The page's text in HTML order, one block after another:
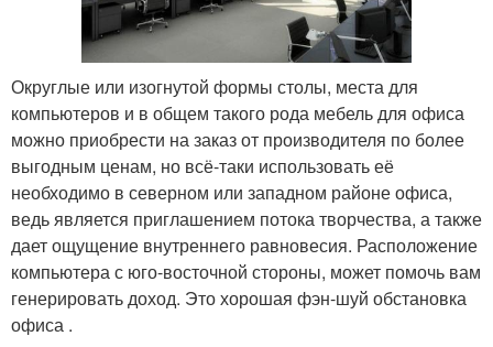
Округлые или изогнутой формы столы, места для
компьютеров и в общем такого рода мебель для офиса
можно приобрести на заказ от производителя по более
выгодным ценам, но всё-таки использовать её
необходимо в северном или западном районе офиса,
ведь является приглашением потока творчества, а также
дает ощущение внутреннего равновесия. Расположение
компьютера с юго-восточной стороны, может помочь вам
генерировать доход. Это хорошая фэн-шуй обстановка
офиса .